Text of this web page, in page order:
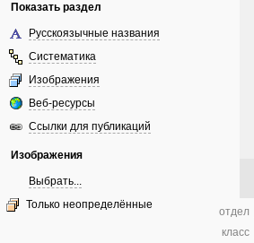
Показать раздел
Русскоязычные названия
Систематика
Изображения
Веб-ресурсы
Ссылки для публикаций
Изображения
Выбрать...
Только неопределённые
отдел
класс